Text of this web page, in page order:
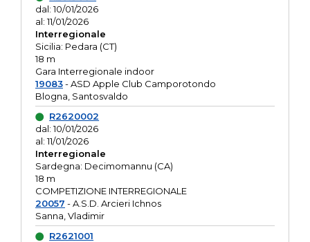
dal: 10/01/2026
al: 11/01/2026
Interregionale
Sicilia: Pedara (CT)
18 m
Gara Interregionale indoor
19083- ASD Apple Club Camporotondo
Blogna, Santosvaldo
R2620002
dal: 10/01/2026
al: 11/01/2026
Interregionale
Sardegna: Decimomannu (CA)
18 m
COMPETIZIONE INTERREGIONALE
20057 - A.S.D. Arcieri Ichnos
Sanna, Vladimir
R2621001